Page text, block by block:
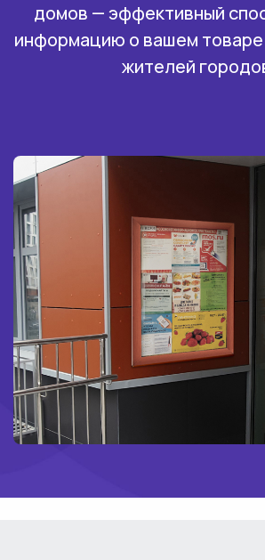
домов — эффективный
информацию о вашем товаре
жителей